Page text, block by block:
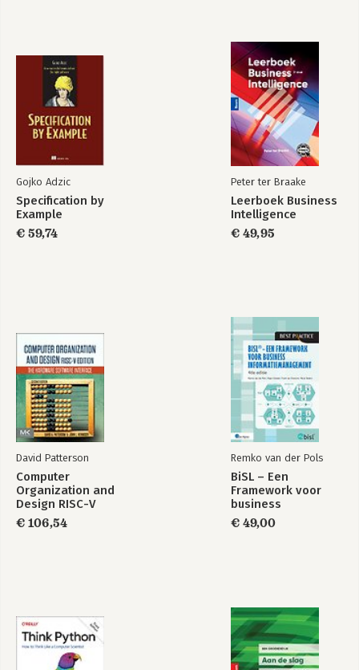
Gojko Adzic
Specification by
Example
€ 59,74
Peter ter Braake
Leerboek Business
Intelligence
€ 49,95
David Patterson
Computer
Organization and
Design RISC-V
Edition
€ 106,54
Remko van der Pols
BiSL – Een
Framework voor
business
€ 49,00